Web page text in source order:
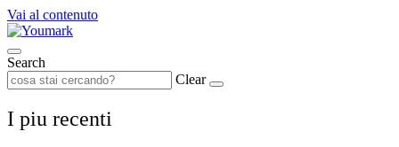
Vai al contenuto
Search
Clear
I piu recenti